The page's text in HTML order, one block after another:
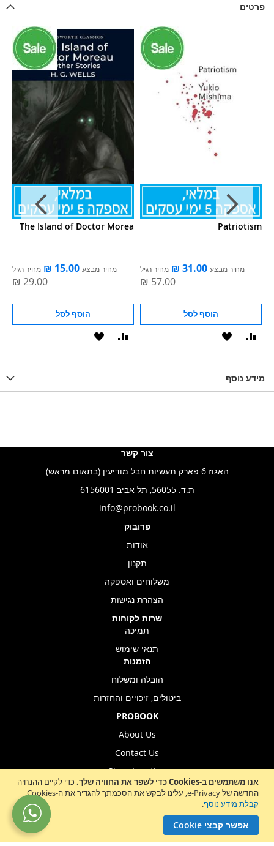
אנו משתמשים ב-Cookies כדי לשפר את החוויה שלך.
כדי לקיים ההנחיה
החדשה של e-Privacy, עלינו לבקש את הסכמתך להגדיר את ה-Cookies.
קבלת מידע נוסף.
אפשר קבצי Cookie
פרטים
The Island of Doctor Morea
מחיר מבצע מחיר רגיל
הוסף לסל
הוסף
Patriotism
מחיר מבצע מחיר רגיל
הוסף לסל
הוסף
מידע נוסף
Sign
for
הרשמה לניוזלטר
צור קשר
האגוז 6 פארק תעשיות חבל מודיעין (בתאום מראש)
ת.ד. 56055, תל אביב 6156001
info@probook.co.il
פרובוק
אודות
תקנון
משלוחים ואספקה
הצהרת נגישות
שרות לקוחות
תמיכה
תנאי שימוש
הזמנות
הובלה ומשלוח
ביטולים, זיכויים והחזרות
PROBOOK
About Us
Contact Us
Store Location